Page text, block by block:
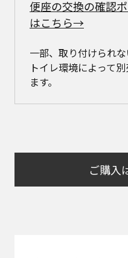
便座の交換の確認
はこちら→
一部、取り付けられ
トイレ環境によって
ます。
ご購入